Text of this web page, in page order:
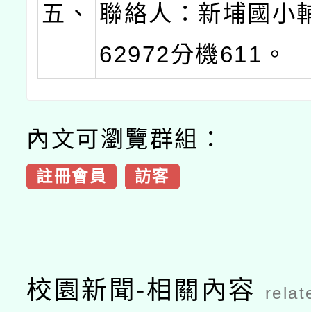
五、
聯絡人：新埔國小
62972分機611。
內文可瀏覽群組：
註冊會員 訪客
校園新聞-相關內容